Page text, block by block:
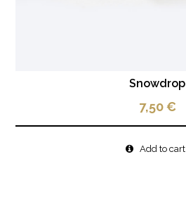
Snowdrop
7,50€
Add to cart